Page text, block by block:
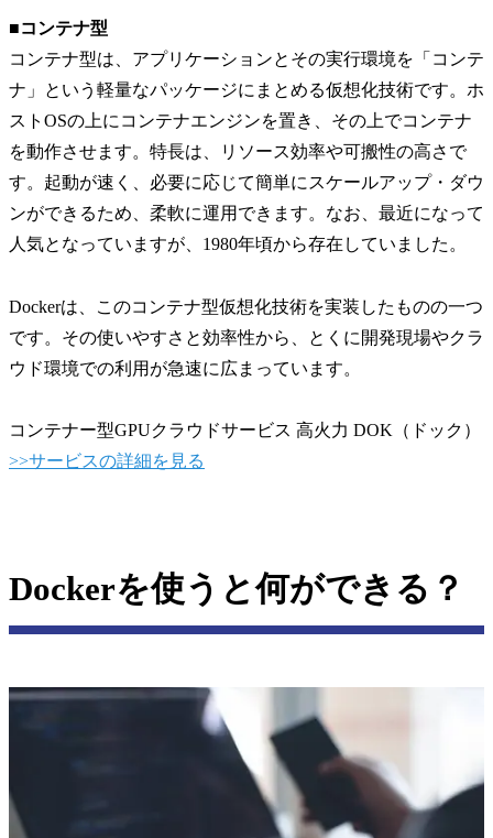
■コンテナ型
コンテナ型は、アプリケーションとその実行環境を「コンテ
ナ」という軽量なパッケージにまとめる仮想化技術です。ホ
ストOSの上にコンテナエンジンを置き、その上でコンテナ
を動作させます。特長は、リソース効率や可搬性の高さで
す。起動が速く、必要に応じて簡単にスケールアップ・ダウ
ンができるため、柔軟に運用できます。なお、最近になって
人気となっていますが、1980年頃から存在していました。
Dockerは、このコンテナ型仮想化技術を実装したものの一つ
です。その使いやすさと効率性から、とくに開発現場やクラ
ウド環境での利用が急速に広まっています。
コンテナー型GPUクラウドサービス 高火力 DOK（ドック）
>>サービスの詳細を見る
Dockerを使うと何ができる？